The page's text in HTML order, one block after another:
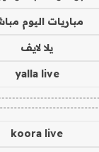
مباريات اليوم
يلا لايف
yalla live
koora live